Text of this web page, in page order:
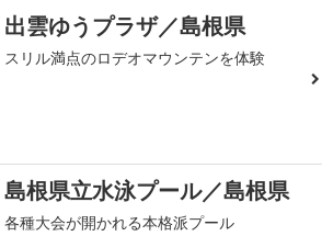
出雲ゆうプラザ／島根県
スリル満点のロデオマウンテンを体験
島根県立水泳プール／島根県
各種大会が開かれる本格派プール